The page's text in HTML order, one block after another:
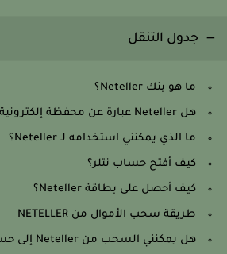
جدول التنقل
ما هو بنك Neteller؟
هل Neteller عبارة عن محفظة إلكترونية؟
ما الذي يمكنني استخدامه لـ Neteller؟
كيف أفتح حساب نتلر؟
كيف أحصل على بطاقة Neteller؟
طريقة سحب الأموال من NETELLER
هل يمكنني السحب من Neteller إلى حسابي البنكي؟